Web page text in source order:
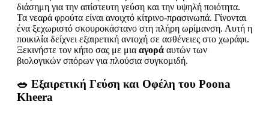
διάσημη για την απίστευτη γεύση και την υψηλή ποιότητα.
Τα νεαρά φρούτα είναι ανοιχτό κίτρινο-πρασινωπά. Γίνονται
ένα ξεχωριστό σκουροκάστανo στη πλήρη ωρίμανση. Αυτή η
ποικιλία δείχνει εξαιρετική αντοχή σε ασθένειες στο χωράφι.
Ξεκινήστε τον κήπο σας με μια αγορά αυτών των
βιολογικών σπόρων για πλούσια συγκομιδή.
🥗 Εξαιρετική Γεύση και Οφέλη του Poona
Kheera